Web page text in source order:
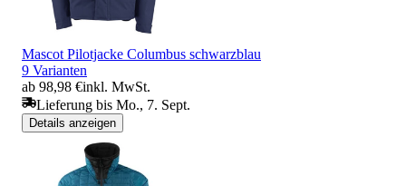
Mascot Pilotjacke Columbus schwarzblau
9 Varianten
ab 98,98 €inkl. MwSt.
Lieferung bis Mo., 7. Sept.
Details anzeigen